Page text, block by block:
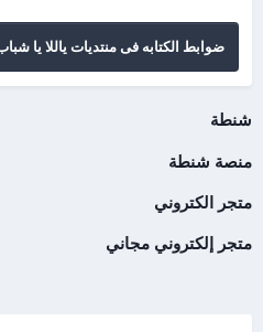
ضوابط الكتابه فى منتديات ياللا يا شباب
شنطة
منصة شنطة
متجر الكتروني
متجر إلكتروني مجاني